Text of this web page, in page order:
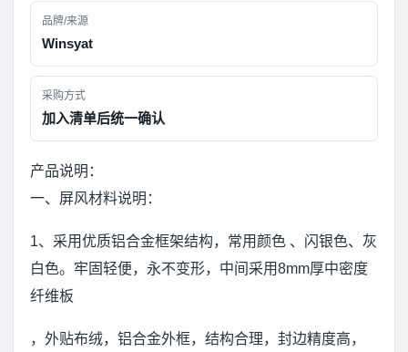
品牌/来源
Winsyat
采购方式
加入清单后统一确认
产品说明：
一、屏风材料说明：
1、采用优质铝合金框架结构，常用颜色 、闪银色、灰
白色。牢固轻便，永不变形，中间采用8mm厚中密度
纤维板
，外贴布绒，铝合金外框，结构合理，封边精度高，